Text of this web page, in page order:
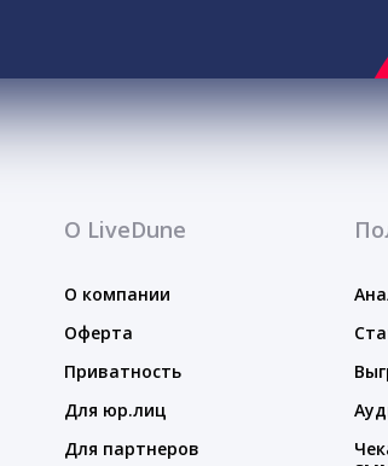
О LiveDune
О компании
Оферта
Приватность
Для юр.лиц
Для партнеров